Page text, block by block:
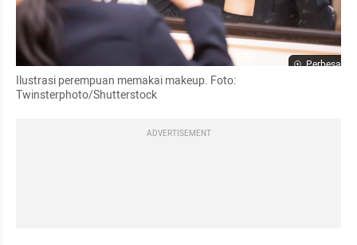
Perbesar
Ilustrasi perempuan memakai makeup. Foto:
Twinsterphoto/Shutterstock
ADVERTISEMENT